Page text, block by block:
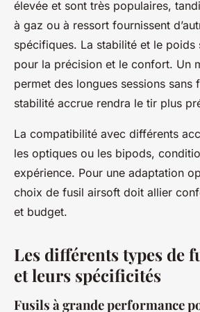
élevée et sont très populaires,
à gaz ou à ressort fournissent
spécifiques. La stabilité et le poids
pour la précision et le confort. Un
permet des longues sessions sans
stabilité accrue rendra le tir plus
La compatibilité avec différents
les optiques ou les bipods,
expérience. Pour une adaptation
choix de fusil airsoft doit allier
et budget.
Les différents types de
et leurs spécificités
Fusils à grande performance